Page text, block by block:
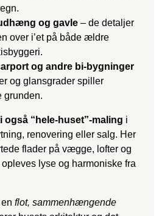
og gavle – de detaljer
over i’et på både ældre
og andre bi-bygninger
og glansgrader spiller
grunden.
også “hele-huset”-maling i
renovering eller salg. Her
flader på vægge, lofter og
lyse og harmoniske fra
flot, sammenhængende